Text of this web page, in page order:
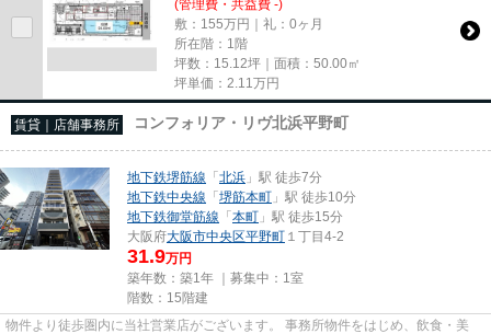
(管理費・共益費 -)
敷：155万円｜礼：0ヶ月
所在階：1階
坪数：15.12坪｜面積：50.00㎡
坪単価： 2.11 万円
賃貸｜店舗事務所 コンフォリア・リヴ北浜平野町
地下鉄堺筋線 「北浜 」駅 徒歩7分
地下鉄中央線 「堺筋本町 」駅 徒歩10分
地下鉄御堂筋線 「本町 」駅 徒歩15分
大阪府大阪市中央区平野町 １丁目4-2
31.9万円
築年数：築1年 ｜募集中： 1室
階数：15階建
物件より徒歩圏内に当社営業店がございます。 事務所物件をはじめ、飲食・美